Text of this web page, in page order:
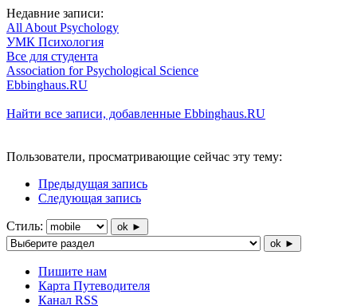
Недавние записи:
All About Psychology
УМК Психология
Все для студента
Association for Psychological Science
Ebbinghaus.RU
Найти все записи, добавленные Ebbinghaus.RU
Пользователи, просматривающие сейчас эту тему:
Предыдущая запись
Следующая запись
Стиль:
ok ►
ok ►
Пишите нам
Карта Путеводителя
Канал RSS